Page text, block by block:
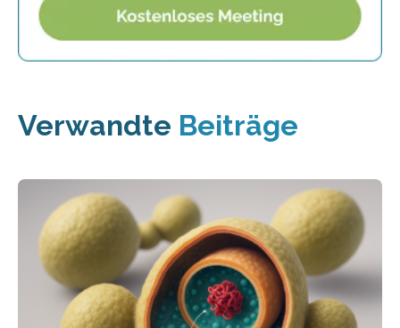
Verwandte Beiträge